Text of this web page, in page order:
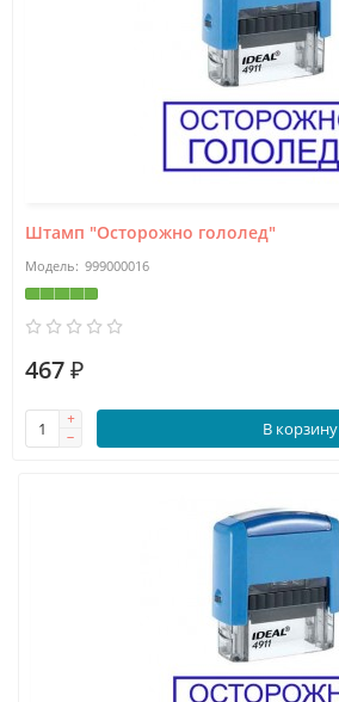
Штамп "Осторожно гололед"
999000016
467 ₽
В корзину